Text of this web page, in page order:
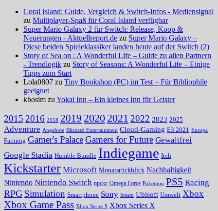
Coral Island: Guide, Vergleich & Switch-Infos - Mediensignal
zu Multiplayer-Spaß für Coral Island verfügbar
Super Mario Galaxy 2 für Switch: Release, Koop &
Neuerungen - Aktuellreport.de zu Super Mario Galaxy –
Diese beiden Spieleklassiker landen heute auf der Switch (2)
Story of Sea on : A Wonderful Life – Guide zu allen Partnern
- Trendlogik zu Story of Seasons: A Wonderful Life – Einige
Tipps zum Start
Lola0807 zu Tiny Bookshop (PC) im Test – Für Bibliophile
geeignet
khosim zuYokai Inn – Ein kleines Inn für Geister
2015 2016 2018 2019 2020 2021 2022 2023 2025
Adventure Angebote Blizzard Entertainment Cloud-Gaming E3 2021 Europa
Farming Gamer's PalaceGamers for Future Gewaltfrei
Google Stadia Humble Bundle Indiegame Itch
Kickstarter Microsoft Monatsrückblick Nachhaltigkeit
Nintendo Nintendo Switch npckc Omega Force Pokemon PS5 Racing
RPG Simulation Smartphone Sony Steam Ubisoft Umwelt Xbox
Xbox Game Pass Xbox Series S Xbox Series X